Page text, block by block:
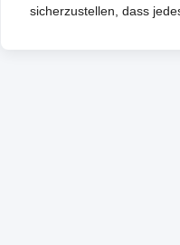
sicherzustellen, dass